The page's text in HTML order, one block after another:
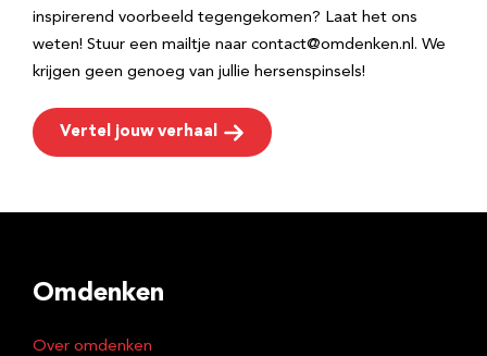
inspirerend voorbeeld tegengekomen? Laat het ons
weten! Stuur een mailtje naar contact@omdenken.nl. We
krijgen geen genoeg van jullie hersenspinsels!
Vertel jouw verhaal
Omdenken
Over omdenken